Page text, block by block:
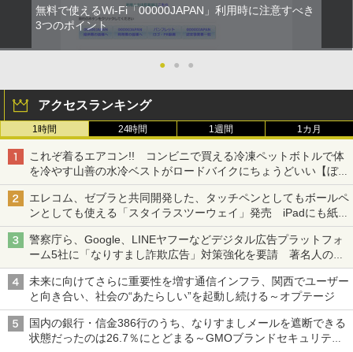
無料で使えるWi-Fi「00000JAPAN」利用時に注意すべき
3つのポイント
● ● ●
アクセスランキング
1時間 24時間 1週間 1カ月
これぞ着るエアコン!! コンビニで買える冷凍ペットボトルで体
を冷やす山善の水冷ベストがロードバイクにちょうどいい【ぼっ
ち・ざ・ろーど！その14】【空いた時間でなにしてる？】
エレコム、ゼブラと共同開発した、タッチペンとしてもボールペ
ンとしても使える「スタイラスツーウェイ」発売 iPadにも紙に
も、持ち替えずに書き込める
警察庁ら、Google、LINEヤフーなどデジタル広告プラットフォ
ーム5社に「なりすまし詐欺広告」対策強化を要請 著名人の写
真や映像を使った投資詐欺などへの対策として
未来に向けてさらに重要性を増す通信インフラ、関西でユーザー
と向き合い、社会の“あたらしい”を起動し続ける～オプテージ
国内の銀行・信金386行のうち、なりすましメールを遮断できる
状態だったのは26.7％にとどまる～GMOブランドセキュリティ